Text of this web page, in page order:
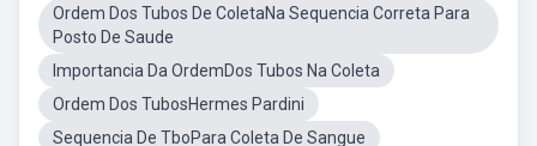
Ordem Dos Tubos De ColetaNa Sequencia Correta Para
Posto De Saude
Importancia Da OrdemDos Tubos Na Coleta
Ordem Dos TubosHermes Pardini
Sequencia De TboPara Coleta De Sangue